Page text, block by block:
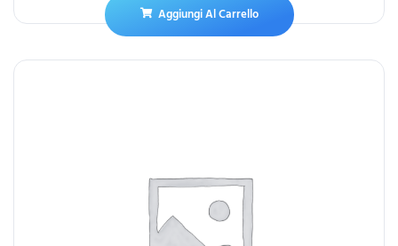
Aggiungi Al Carrello